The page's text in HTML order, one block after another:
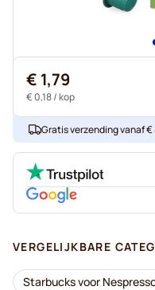
€ 1,79
€ 0,18/ kop
Gratis verzending vanaf
VERGELIJKBARE
Starbucks voor